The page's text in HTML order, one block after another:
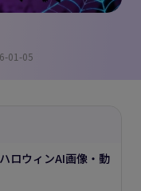
01-05
ロウィンAI画像・動